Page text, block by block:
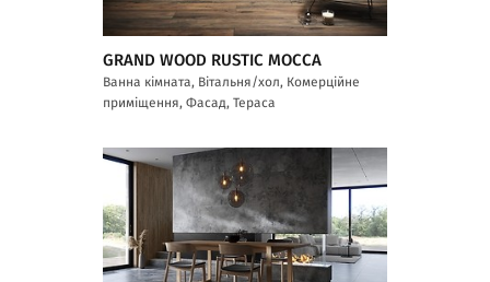
GRAND WOOD RUSTIC MOCCA
Ванна кімната, Вітальня/хол, Комерційне
приміщення, Фасад, Тераса